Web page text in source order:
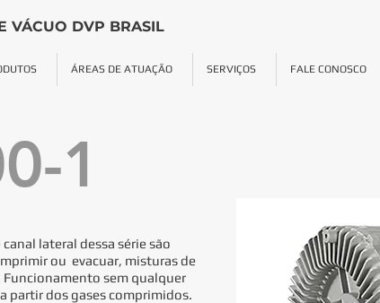
VÁCUO DVP BRASIL
ÁREAS DE ATUAÇÃO SERVIÇOS FALE CONOSCO
1
lateral dessa série são
ou evacuar, misturas de
Funcionamento sem qualquer
partir dos gases comprimidos.